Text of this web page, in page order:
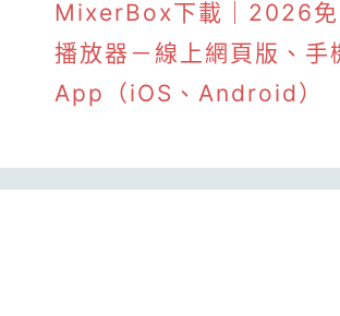
MixerBox下載｜2026免
播放器－線上網頁版、手
App（iOS、Android）